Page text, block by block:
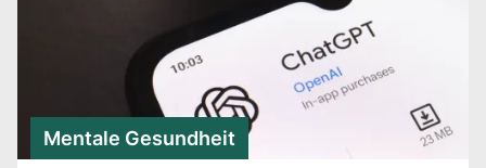
Mentale Gesundheit